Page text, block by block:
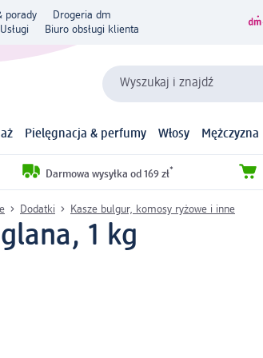
porady
Drogeria dm
Usługi Biuro obsługi klienta
Wyszukaj i znajdź
Pielęgnacja & perfumy Włosy Mężczyzna
Darmowa wysyłka od 169 zł*
Dodatki Kasze bulgur, komosy ryżowe i inne
1 kg